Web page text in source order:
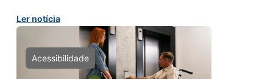
Ler notícia
Acessibilidade